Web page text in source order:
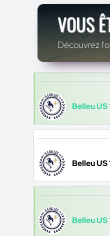
VOUS
Découvrez
Belleu US
Belleu US
Belleu US